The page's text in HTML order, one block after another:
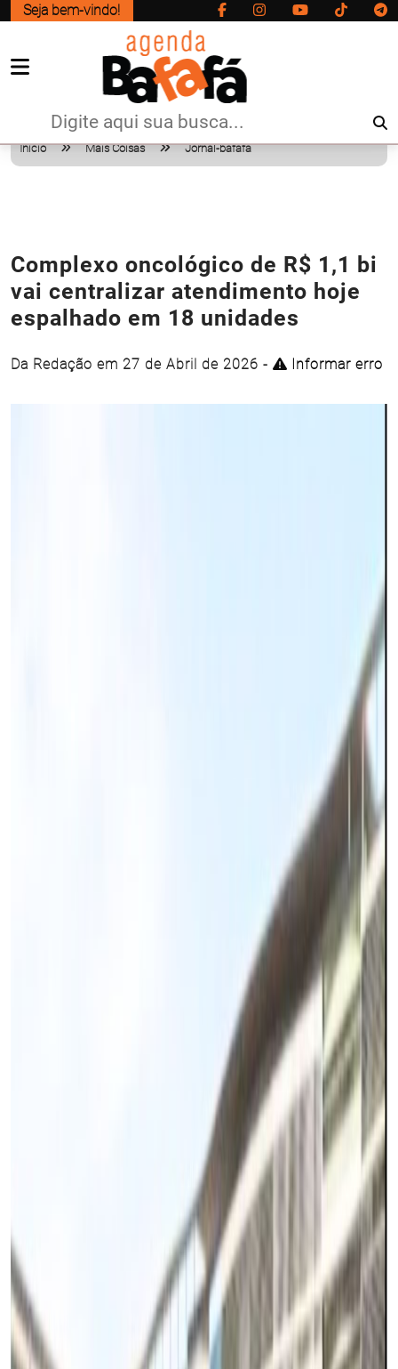
Seja bem-vindo!
Início Mais Coisas Jornal-bafafa
Complexo oncológico de R$ 1,1 bi
vai centralizar atendimento hoje
espalhado em 18 unidades
Da Redação em 27 de Abril de 2026 - Informar erro